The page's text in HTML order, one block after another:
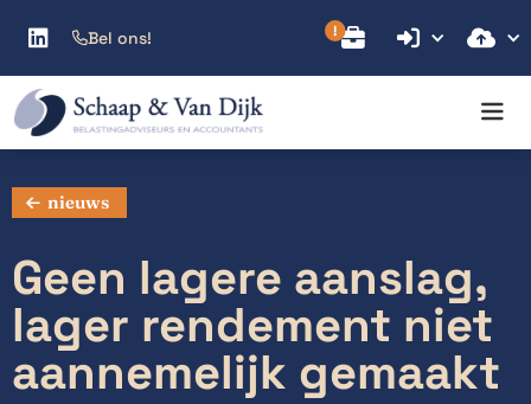
Bel ons!
  
nieuws
Geen lagere aanslag,
lager rendement niet
aannemelijk gemaakt